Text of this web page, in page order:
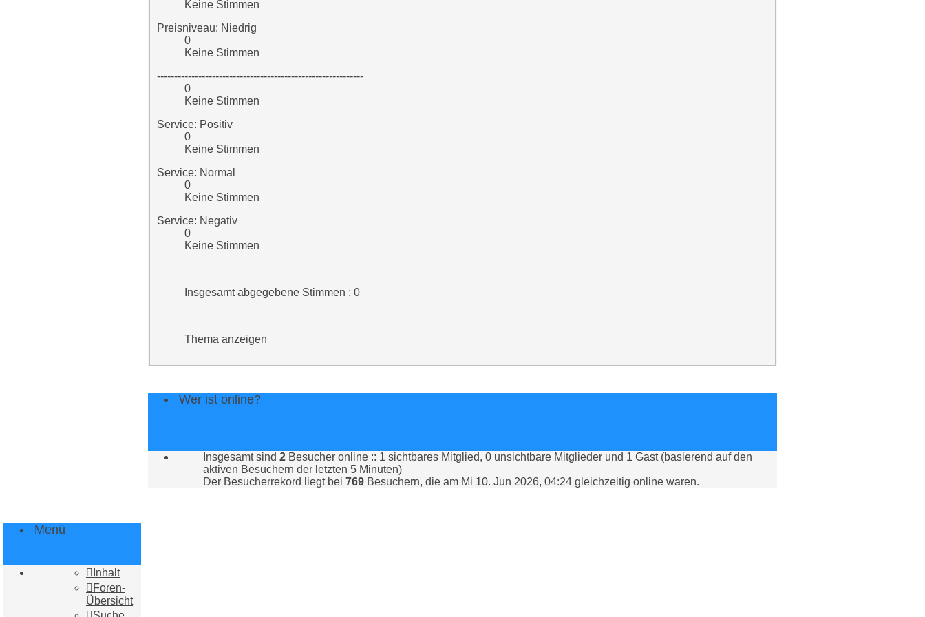
Keine Stimmen
Preisniveau: Niedrig
0
Keine Stimmen
------------------------------------------------------------
0
Keine Stimmen
Service: Positiv
0
Keine Stimmen
Service: Normal
0
Keine Stimmen
Service: Negativ
0
Keine Stimmen
Insgesamt abgegebene Stimmen : 0
Thema anzeigen
Wer ist online?
Insgesamt sind 2 Besucher online :: 1 sichtbares Mitglied, 0 unsichtbare Mitglieder und 1 Gast (basierend auf den
aktiven Besuchern der letzten 5 Minuten)
Der Besucherrekord liegt bei 769 Besuchern, die am Mi 10. Jun 2026, 04:24 gleichzeitig online waren.
Menü
Inhalt
Foren-
Übersicht